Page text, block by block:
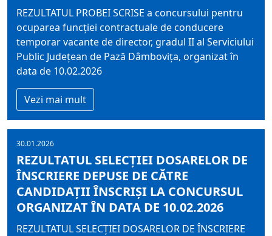
REZULTATUL PROBEI SCRISE a concursului pentru
ocuparea funcţiei contractuale de conducere
temporar vacante de director, gradul II al Serviciului
Public Judeţean de Pază Dâmboviţa, organizat în
data de 10.02.2026
Vezi mai mult
30.01.2026
REZULTATUL SELECŢIEI DOSARELOR DE
ÎNSCRIERE DEPUSE DE CĂTRE
CANDIDAŢII ÎNSCRIŞI LA CONCURSUL
ORGANIZAT ÎN DATA DE 10.02.2026
REZULTATUL SELECŢIEI DOSARELOR DE ÎNSCRIERE